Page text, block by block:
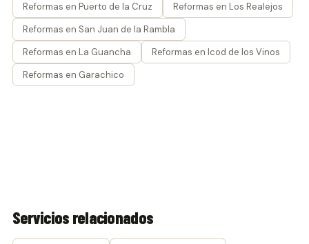
Reformas en Puerto de la Cruz
Reformas en Los Realejos
Reformas en San Juan de la Rambla
Reformas en La Guancha
Reformas en Icod de los Vinos
Reformas en Garachico
Servicios relacionados